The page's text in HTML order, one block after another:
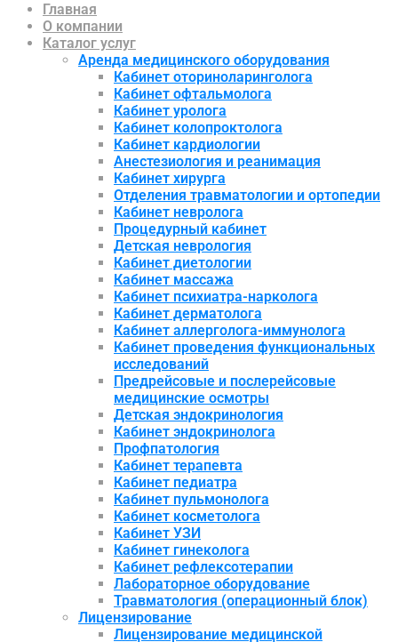
Главная
О компании
Каталог услуг
Аренда медицинского оборудования
Кабинет оториноларинголога
Кабинет офтальмолога
Кабинет уролога
Кабинет колопроктолога
Кабинет кардиологии
Анестезиология и реанимация
Кабинет хирурга
Отделения травматологии и ортопедии
Кабинет невролога
Процедурный кабинет
Детская неврология
Кабинет диетологии
Кабинет массажа
Кабинет психиатра-нарколога
Кабинет дерматолога
Кабинет аллерголога-иммунолога
Кабинет проведения функциональных
исследований
Предрейсовые и послерейсовые
медицинские осмотры
Детская эндокринология
Кабинет эндокринолога
Профпатология
Кабинет терапевта
Кабинет педиатра
Кабинет пульмонолога
Кабинет косметолога
Кабинет УЗИ
Кабинет гинеколога
Кабинет рефлексотерапии
Лабораторное оборудование
Травматология (операционный блок)
Лицензирование
Лицензирование медицинской